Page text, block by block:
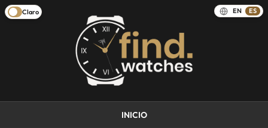
Claro EN ES
INICIO